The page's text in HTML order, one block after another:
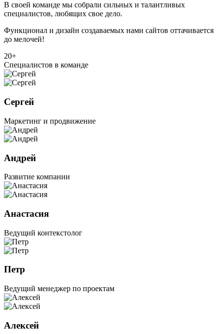
В своей команде мы собрали сильных и талантливых
специалистов, любящих свое дело.
Функционал и дизайн создаваемых нами сайтов оттачивается
до мелочей!
20+
Специалистов в команде
Сергей
Маркетинг и продвижение
Андрей
Развитие компании
Анастасия
Ведущий контекстолог
Петр
Ведущий менеджер по проектам
Алексей